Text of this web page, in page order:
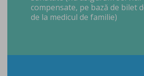
compensate, pe bază de bilet
de la medicul de familie)